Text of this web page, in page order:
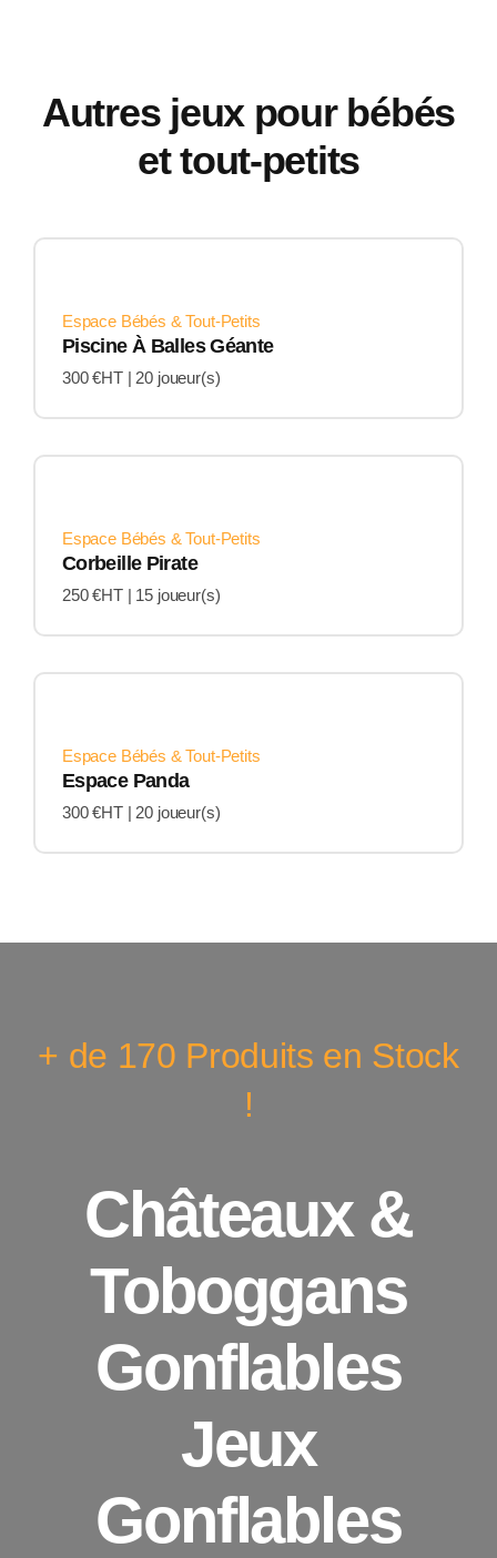
Autres jeux pour bébés
et tout-petits
Espace Bébés & Tout-Petits
Piscine À Balles Géante
300 €HT | 20 joueur(s)
Espace Bébés & Tout-Petits
Corbeille Pirate
250 €HT | 15 joueur(s)
Espace Bébés & Tout-Petits
Espace Panda
300 €HT | 20 joueur(s)
+ de 170 Produits en Stock
!
Châteaux &
Toboggans
Gonflables
Jeux
Gonflables